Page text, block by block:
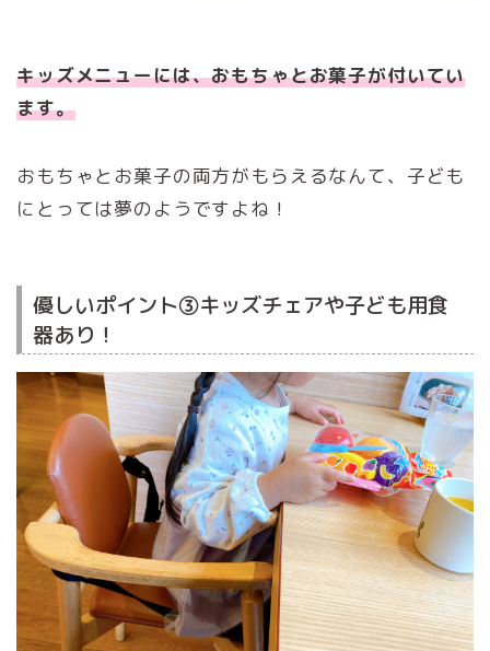
キッズメニューには、おもちゃとお菓子が付いてい
ます。
おもちゃとお菓子の両方がもらえるなんて、子ども
にとっては夢のようですよね！
優しいポイント③キッズチェアや子ども用食
器あり！